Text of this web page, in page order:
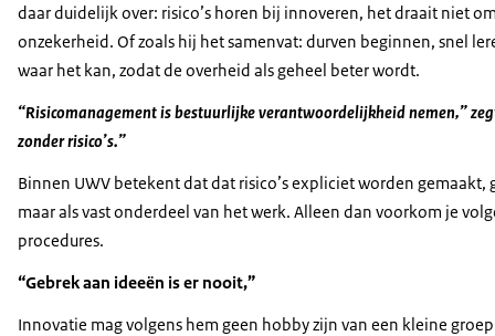
daar duidelijk over: risico’s horen bij innoveren, het draait niet
onzekerheid. Of zoals hij het samenvat: durven beginnen, snel
waar het kan, zodat de overheid als geheel beter wordt.
“Risicomanagement is bestuurlijke verantwoordelijkheid nemen,”
zonder risico’s.”
Binnen UWV betekent dat dat risico’s expliciet worden
maar als vast onderdeel van het werk. Alleen dan voorkom je
procedures.
“Gebrek aan ideeën is er nooit,”
Innovatie mag volgens hem geen hobby zijn van een kleine